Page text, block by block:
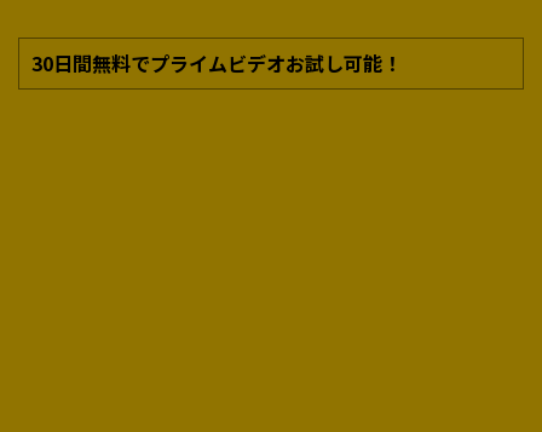
30日間無料でプライムビデオお試し可能！